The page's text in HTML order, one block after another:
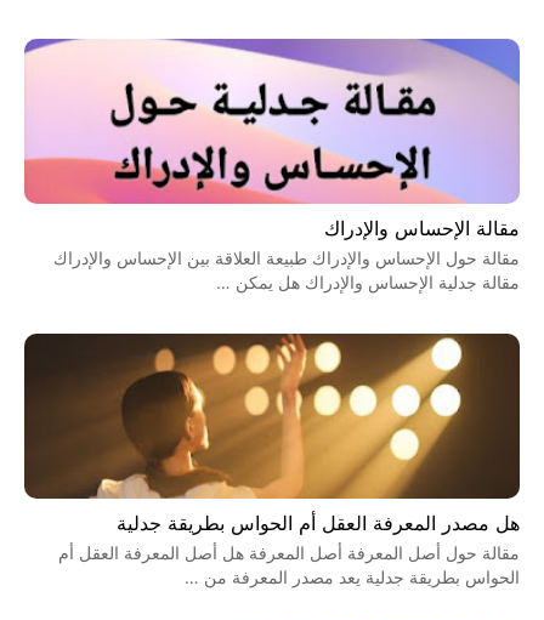
مقالة الإحساس والإدراك
مقالة حول الإحساس والإدراك طبيعة العلاقة بين الإحساس والإدراك
مقالة جدلية الإحساس والإدراك هل يمكن …
هل مصدر المعرفة العقل أم الحواس بطريقة جدلية
مقالة حول أصل المعرفة أصل المعرفة هل أصل المعرفة العقل أم
الحواس بطريقة جدلية يعد مصدر المعرفة من …